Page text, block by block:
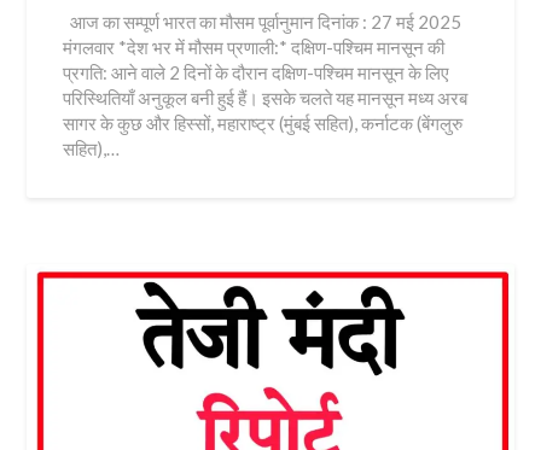
आज का सम्पूर्ण भारत का मौसम पूर्वानुमान दिनांक : 27 मई 2025
मंगलवार *देश भर में मौसम प्रणाली:* दक्षिण-पश्चिम मानसून की
प्रगति: आने वाले 2 दिनों के दौरान दक्षिण-पश्चिम मानसून के लिए
परिस्थितियाँ अनुकूल बनी हुई हैं। इसके चलते यह मानसून मध्य अरब
सागर के कुछ और हिस्सों, महाराष्ट्र (मुंबई सहित), कर्नाटक (बेंगलुरु
सहित),…